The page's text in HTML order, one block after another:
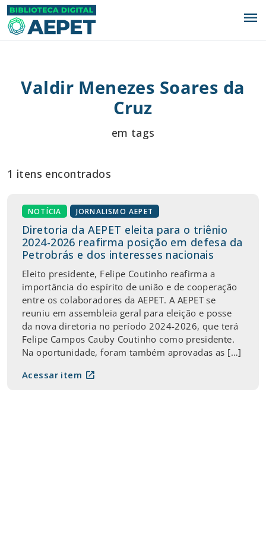
menu
Valdir Menezes Soares da
Cruz
em tags
1 itens encontrados
NOTÍCIA JORNALISMO AEPET
Diretoria da AEPET eleita para o triênio
2024-2026 reafirma posição em defesa da
Petrobrás e dos interesses nacionais
Eleito presidente, Felipe Coutinho reafirma a
importância do espírito de união e de cooperação
entre os colaboradores da AEPET. A AEPET se
reuniu em assembleia geral para eleição e posse
da nova diretoria no período 2024-2026, que terá
Felipe Campos Cauby Coutinho como presidente.
Na oportunidade, foram também aprovadas as […]
Acessar item open_in_new